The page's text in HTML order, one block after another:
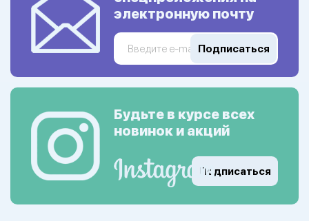
электронную почту
Подписаться
Будьте в курсе всех
новинок и акций
Подписаться